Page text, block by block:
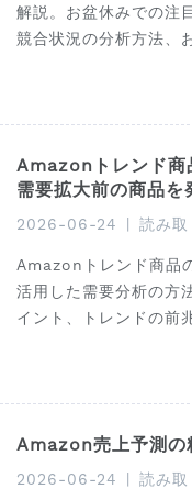
解説。お盆休みでの注
競合状況の分析方法、
Amazonトレンド
需要拡大前の商品を
2026-06-24 読み
Amazonトレンド商品
活用した需要分析の方
イント、トレンドの前
Amazon売上予測の
2026-06-24 読み取